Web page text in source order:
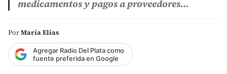
medicamentos y pagos a proveedores…
PorMaría Elías
Agregar Radio Del Plata como
fuente preferida en Google